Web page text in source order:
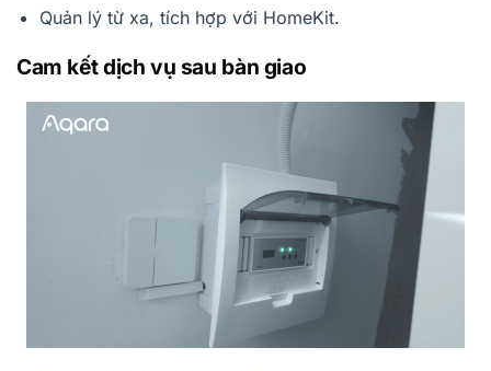
Quản lý từ xa, tích hợp với HomeKit.
Cam kết dịch vụ sau bàn giao